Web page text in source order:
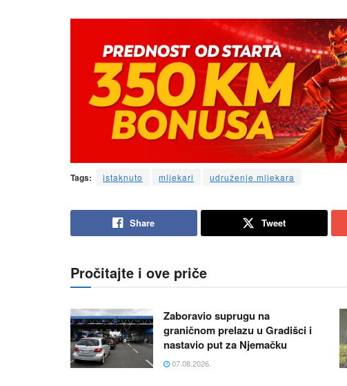
Tags: istaknuto mljekari udruženje mljekara
Share Tweet
Pročitajte i ove priče
Zaboravio suprugu na
graničnom prelazu u Gradišci i
nastavio put za Njemačku
07.08.2026.